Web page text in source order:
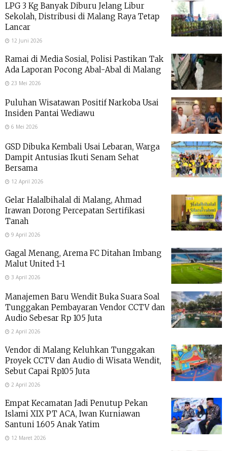
LPG 3 Kg Banyak Diburu Jelang Libur
Sekolah, Distribusi di Malang Raya Tetap
Lancar
12 Juni 2026
Ramai di Media Sosial, Polisi Pastikan Tak
Ada Laporan Pocong Abal-Abal di Malang
23 Mei 2026
Puluhan Wisatawan Positif Narkoba Usai
Insiden Pantai Wediawu
6 Mei 2026
GSD Dibuka Kembali Usai Lebaran, Warga
Dampit Antusias Ikuti Senam Sehat
Bersama
12 April 2026
Gelar Halalbihalal di Malang, Ahmad
Irawan Dorong Percepatan Sertifikasi
Tanah
9 April 2026
Gagal Menang, Arema FC Ditahan Imbang
Malut United 1-1
3 April 2026
Manajemen Baru Wendit Buka Suara Soal
Tunggakan Pembayaran Vendor CCTV dan
Audio Sebesar Rp 105 Juta
2 April 2026
Vendor di Malang Keluhkan Tunggakan
Proyek CCTV dan Audio di Wisata Wendit,
Sebut Capai Rp105 Juta
2 April 2026
Empat Kecamatan Jadi Penutup Pekan
Islami XIX PT ACA, Iwan Kurniawan
Santuni 1.605 Anak Yatim
12 Maret 2026